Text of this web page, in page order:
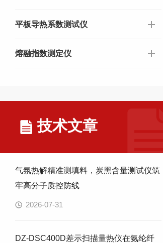
平板导热系数测试仪
熔融指数测定仪
技术文章
气氛热解精准测填料，炭黑含量测试仪筑
牢高分子质控防线
2026-07-31
DZ-DSC400D差示扫描量热仪在氨纶纤